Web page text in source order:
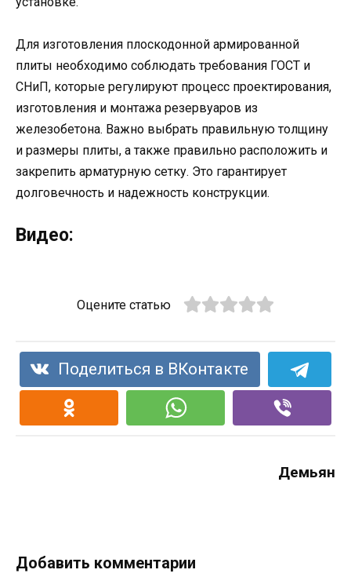
Для изготовления плоскодонной армированной
плиты необходимо соблюдать требования ГОСТ и
СНиП, которые регулируют процесс проектирования,
изготовления и монтажа резервуаров из
железобетона. Важно выбрать правильную толщину
и размеры плиты, а также правильно расположить и
закрепить арматурную сетку. Это гарантирует
долговечность и надежность конструкции.
Видео:
Оцените статью
Поделиться в ВКонтакте
Демьян
Добавить комментарии